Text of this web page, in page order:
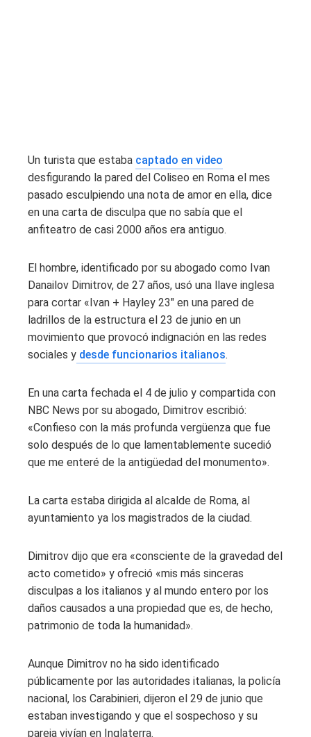
Un turista que estaba captado en video
desfigurando la pared del Coliseo en Roma el mes
pasado esculpiendo una nota de amor en ella, dice
en una carta de disculpa que no sabía que el
anfiteatro de casi 2000 años era antiguo.
El hombre, identificado por su abogado como Ivan
Danailov Dimitrov, de 27 años, usó una llave inglesa
para cortar «Ivan + Hayley 23″ en una pared de
ladrillos de la estructura el 23 de junio en un
movimiento que provocó indignación en las redes
sociales y desde funcionarios italianos.
En una carta fechada el 4 de julio y compartida con
NBC News por su abogado, Dimitrov escribió:
«Confieso con la más profunda vergüenza que fue
solo después de lo que lamentablemente sucedió
que me enteré de la antigüedad del monumento».
La carta estaba dirigida al alcalde de Roma, al
ayuntamiento ya los magistrados de la ciudad.
Dimitrov dijo que era «consciente de la gravedad del
acto cometido» y ofreció «mis más sinceras
disculpas a los italianos y al mundo entero por los
daños causados ​​a una propiedad que es, de hecho,
patrimonio de toda la humanidad».
Aunque Dimitrov no ha sido identificado
públicamente por las autoridades italianas, la policía
nacional, los Carabinieri, dijeron el 29 de junio que
estaban investigando y que el sospechoso y su
pareja vivían en Inglaterra.